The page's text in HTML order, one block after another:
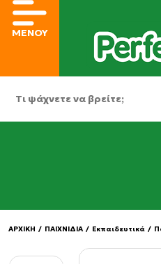
ΜΕΝΟΥ
ΑΡΧΙΚΗ / ΠΑΙΧΝΙΔΙΑ / Εκπαιδευτικά /